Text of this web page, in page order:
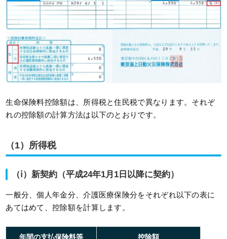
生命保険料控除額は、所得税と住民税で異なります。それぞ
れの控除額の計算方法は以下のとおりです。
（1）所得税
（ⅰ）新契約（平成24年1月1日以降に契約）
一般分、個人年金分、介護医療保険分をそれぞれ以下の表に
あてはめて、控除額を計算します。
年間の支払保険料等 控除額